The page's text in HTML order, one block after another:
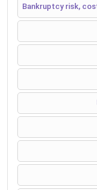
Bankruptcy risk,